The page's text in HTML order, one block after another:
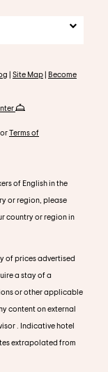
| Site Map| Become
Terms of
of English in the
or region, please
country or region in
of prices advertised
a stay of a
or other applicable
content on external
. Indicative hotel
extrapolated from